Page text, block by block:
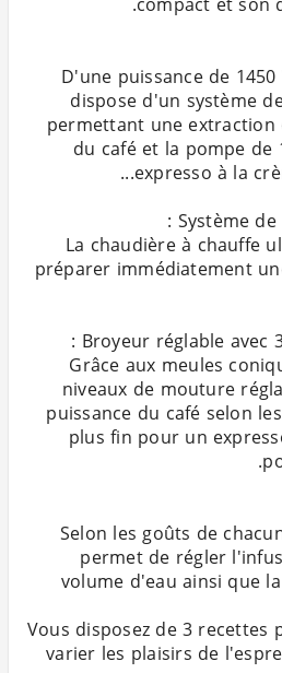
D'une puissance de
dispose d'un système
permettant une
du café et la pompe
La chaudière à chauffe
préparer immédiatement
Grâce aux meules
niveaux de mouture
puissance du café selon
plus fin pour un
Selon les goûts de
permet de régler
volume d'eau ainsi que
Vous disposez de 3
varier les plaisirs de